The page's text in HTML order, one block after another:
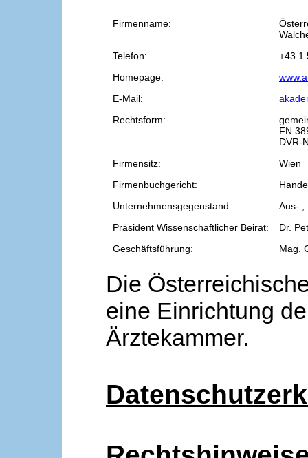
Firmenname:
Telefon:
+43 1
Homepage:
E-Mail:
Rechtsform:
FN
DVR-
Firmensitz:
Wien
Firmenbuchgericht:
Unternehmensgegenstand:
Aus- ,
Präsident Wissenschaftlicher Beirat:
Dr.
Geschäftsführung:
Mag.
Die
eine Einrichtung
Ärztekammer.